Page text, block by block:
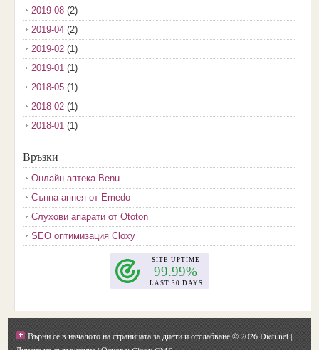
2019-08(2)
2019-04(2)
2019-02(1)
2019-01(1)
2018-05(1)
2018-02(1)
2018-01(1)
2017-11
2017-10(3)
2017-08(3)
2017-07(1)
2017-06(2)
2017-02(2)
2017-01(1)
Връзки
Онлайн аптека Benu
Сънна апнея от Emedo
Слухови апарати от Ototon
SEO оптимизация Cloxy
Върни се в началото на страницата за диети и отслабване© 2026 Dieti.net |